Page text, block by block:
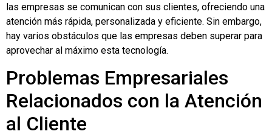
las empresas se comunican con sus clientes, ofreciendo una
atención más rápida, personalizada y eficiente. Sin embargo,
hay varios obstáculos que las empresas deben superar para
aprovechar al máximo esta tecnología.
Problemas Empresariales
Relacionados con la Atención
al Cliente